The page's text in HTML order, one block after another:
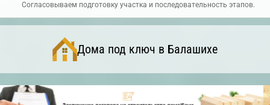
Согласовываем подготовку участка и последовательность этапов.
Дома под ключ в Балашихе